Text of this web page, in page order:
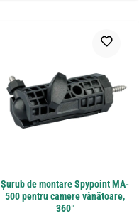
Șurub de montare Spypoint MA-
500 pentru camere vânătoare,
360°